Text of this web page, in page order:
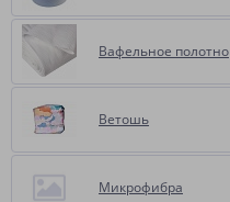
Вафельное полотно
Ветошь
Микрофибра